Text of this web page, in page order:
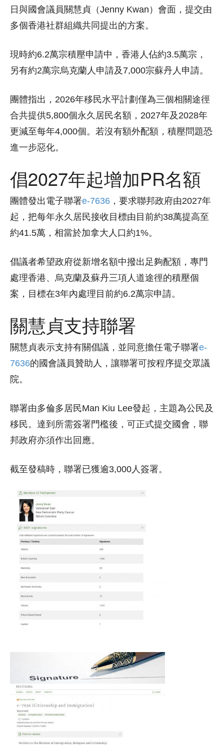
日與國會議員關慧貞（Jenny Kwan）會面，提交由
多個香港社群組織共同提出的方案。
現時約6.2萬宗積壓申請中，香港人佔約3.5萬宗，
另有約2萬宗烏克蘭人申請及7,000宗蘇丹人申請。
團體指出，2026年移民水平計劃僅為三個相關途徑
合共提供5,800個永久居民名額，2027年及2028年
更減至每年4,000個。若沒有額外配額，積壓問題恐
進一步惡化。
倡2027年起增加PR名額
團體發出電子聯署e-7636 ，要求聯邦政府由2027年
起，把每年永久居民接收目標由目前約38萬提高至
約41.5萬，相當於加拿大人口約1%。
倡議者希望政府從新增名額中撥出足夠配額，專門
處理香港、烏克蘭及蘇丹三項人道途徑的積壓個
案，目標在3年內處理目前約6.2萬宗申請。
關慧貞支持聯署
關慧貞表示支持有關倡議，並同意擔任電子聯署e-
7636的國會議員贊助人，讓聯署可按程序提交眾議
院。
聯署由多倫多居民Man Kiu Lee發起，主題為公民及
移民。達到所需簽署門檻後，可正式提交國會，聯
邦政府亦須作出回應。
截至發稿時，聯署已獲逾3,000人簽署。